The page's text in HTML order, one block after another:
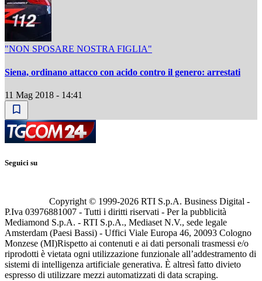
"NON SPOSARE NOSTRA FIGLIA"
Siena, ordinano attacco con acido contro il genero: arrestati
11 Mag 2018 - 14:41
Seguici su
Copyright © 1999-2026 RTI S.p.A. Business Digital -
P.Iva 03976881007 - Tutti i diritti riservati - Per la pubblicità
Mediamond S.p.A. - RTI S.p.A., Mediaset N.V., sede legale
Amsterdam (Paesi Bassi) - Uffici Viale Europa 46, 20093 Cologno
Monzese (MI)Rispetto ai contenuti e ai dati personali trasmessi e/o
riprodotti è vietata ogni utilizzazione funzionale all’addestramento di
sistemi di intelligenza artificiale generativa. È altresì fatto divieto
espresso di utilizzare mezzi automatizzati di data scraping.